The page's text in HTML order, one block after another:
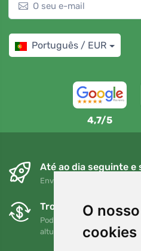
O
cookies
Português / EUR
4,7/5
Até ao dia seguinte e
Envio gratuito para
Trocas e devoluções
Pode devolver ou trocar a
altura no prazo de 90 dias